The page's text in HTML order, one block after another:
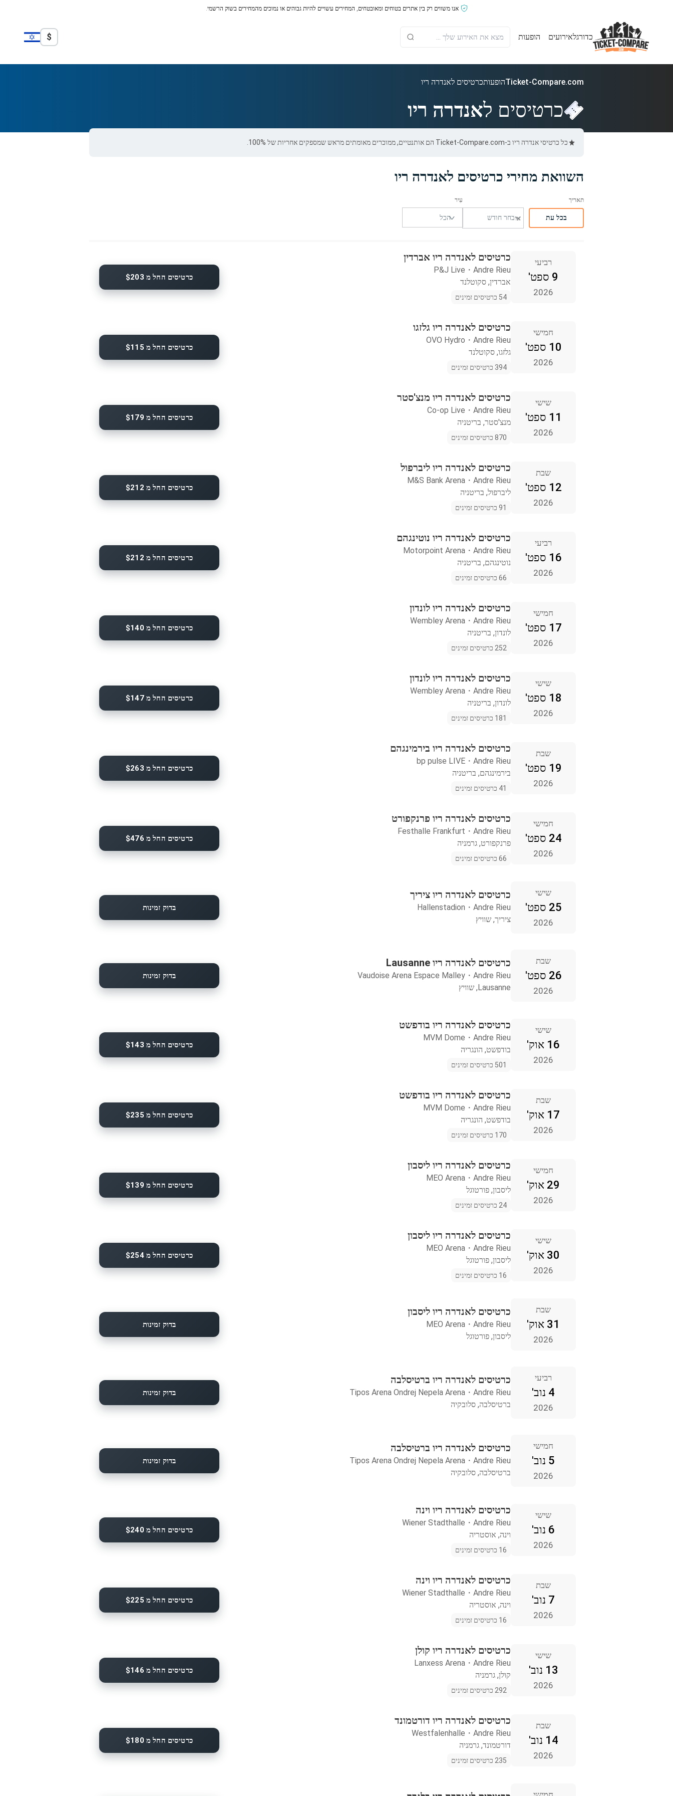
אנו משווים רק בין אתרים בטוחים ומאובטחים, המחירים עשויים להיות גבוהים או נמוכים מהמחירים בשוק הרשמי.
כדורגלאירועים הופעות $
Ticket-Compare.comהופעותכרטיסים לאנדרה ריו
כרטיסים לאנדרה ריו
כל כרטיסי אנדרה ריו ב-Ticket-Compare.com הם אותנטיים, ממוכרים מאומתים מראש שמספקים אחריות של 100%.
השוואת מחירי כרטיסים לאנדרה ריו
בכל עת
רביעי
9 ספט'
2026
כרטיסים לאנדרה ריו אברדין
Andre Rieu
・
P&J Live
אברדין, סקוטלנד
54 כרטיסים זמינים
כרטיסים החל מ $203
חמישי
10 ספט'
2026
כרטיסים לאנדרה ריו גלזגו
Andre Rieu
・
OVO Hydro
גלזגו, סקוטלנד
394 כרטיסים זמינים
כרטיסים החל מ $115
שישי
11 ספט'
2026
כרטיסים לאנדרה ריו מנצ'סטר
Andre Rieu
・
Co-op Live
מנצ'סטר, בריטניה
870 כרטיסים זמינים
כרטיסים החל מ $179
שבת
12 ספט'
2026
כרטיסים לאנדרה ריו ליברפול
Andre Rieu
・
M&S Bank Arena
ליברפול, בריטניה
91 כרטיסים זמינים
כרטיסים החל מ $212
רביעי
16 ספט'
2026
כרטיסים לאנדרה ריו נוטינגהם
Andre Rieu
・
Motorpoint Arena
נוטינגהם, בריטניה
66 כרטיסים זמינים
כרטיסים החל מ $212
חמישי
17 ספט'
2026
כרטיסים לאנדרה ריו לונדון
Andre Rieu
・
Wembley Arena
לונדון, בריטניה
252 כרטיסים זמינים
כרטיסים החל מ $140
שישי
18 ספט'
2026
כרטיסים לאנדרה ריו לונדון
Andre Rieu
・
Wembley Arena
לונדון, בריטניה
181 כרטיסים זמינים
כרטיסים החל מ $147
שבת
19 ספט'
2026
כרטיסים לאנדרה ריו בירמינגהם
Andre Rieu
・
bp pulse LIVE
בירמינגהם, בריטניה
41 כרטיסים זמינים
כרטיסים החל מ $263
חמישי
24 ספט'
2026
כרטיסים לאנדרה ריו פרנקפורט
Andre Rieu
・
Festhalle Frankfurt
פרנקפורט, גרמניה
66 כרטיסים זמינים
כרטיסים החל מ $476
שישי
25 ספט'
2026
כרטיסים לאנדרה ריו ציריך
Andre Rieu
・
Hallenstadion
ציריך, שוויץ
בדוק זמינות
שבת
26 ספט'
2026
כרטיסים לאנדרה ריו Lausanne
Andre Rieu
・
Vaudoise Arena Espace Malley
Lausanne, שוויץ
בדוק זמינות
שישי
16 אוק'
2026
כרטיסים לאנדרה ריו בודפשט
Andre Rieu
・
MVM Dome
בודפשט, הונגריה
501 כרטיסים זמינים
כרטיסים החל מ $143
שבת
17 אוק'
2026
כרטיסים לאנדרה ריו בודפשט
Andre Rieu
・
MVM Dome
בודפשט, הונגריה
170 כרטיסים זמינים
כרטיסים החל מ $235
חמישי
29 אוק'
2026
כרטיסים לאנדרה ריו ליסבון
Andre Rieu
・
MEO Arena
ליסבון, פורטוגל
24 כרטיסים זמינים
כרטיסים החל מ $139
שישי
30 אוק'
2026
כרטיסים לאנדרה ריו ליסבון
Andre Rieu
・
MEO Arena
ליסבון, פורטוגל
16 כרטיסים זמינים
כרטיסים החל מ $254
שבת
31 אוק'
2026
כרטיסים לאנדרה ריו ליסבון
Andre Rieu
・
MEO Arena
ליסבון, פורטוגל
בדוק זמינות
רביעי
4 נוב'
2026
כרטיסים לאנדרה ריו ברטיסלבה
Andre Rieu
・
Tipos Arena Ondrej Nepela Arena
ברטיסלבה, סלובקיה
בדוק זמינות
חמישי
5 נוב'
2026
כרטיסים לאנדרה ריו ברטיסלבה
Andre Rieu
・
Tipos Arena Ondrej Nepela Arena
ברטיסלבה, סלובקיה
בדוק זמינות
שישי
6 נוב'
2026
כרטיסים לאנדרה ריו וינה
Andre Rieu
・
Wiener Stadthalle
וינה, אוסטריה
16 כרטיסים זמינים
כרטיסים החל מ $240
שבת
7 נוב'
2026
כרטיסים לאנדרה ריו וינה
Andre Rieu
・
Wiener Stadthalle
וינה, אוסטריה
16 כרטיסים זמינים
כרטיסים החל מ $225
שישי
13 נוב'
2026
כרטיסים לאנדרה ריו קולן
Andre Rieu
・
Lanxess Arena
קולן, גרמניה
292 כרטיסים זמינים
כרטיסים החל מ $146
שבת
14 נוב'
2026
כרטיסים לאנדרה ריו דורטמונד
Andre Rieu
・
Westfalenhalle
דורטמונד, גרמניה
235 כרטיסים זמינים
כרטיסים החל מ $180